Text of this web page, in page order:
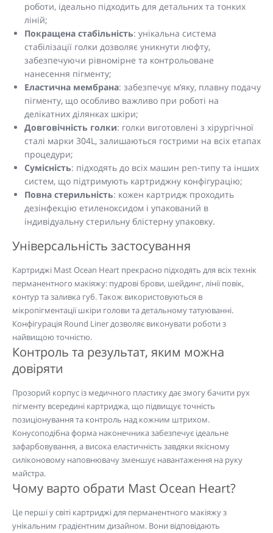
роботи, ідеально підходить для детальних та тонких
ліній;
Покращена стабільність: унікальна система
стабілізації голки дозволяє уникнути люфту,
забезпечуючи рівномірне та контрольоване
нанесення пігменту;
Еластична мембрана: забезпечує м’яку, плавну подачу
пігменту, що особливо важливо при роботі на
делікатних ділянках шкіри;
Довговічність голки: голки виготовлені з хірургічної
сталі марки 304L, залишаються гострими на всіх етапах
процедури;
Сумісність: підходять до всіх машин pen-типу та інших
систем, що підтримують картриджну конфігурацію;
Повна стерильність: кожен картридж проходить
дезінфекцію етиленоксидом і упакований в
індивідуальну стерильну блістерну упаковку.
Універсальність застосування
Картриджі Mast Ocean Heart прекрасно підходять для всіх технік
перманентного макіяжу: пудрові брови, шейдинг, лінії повік,
контур та заливка губ. Також використовуються в
мікропігментації шкіри голови та детальному татуюванні.
Конфігурація Round Liner дозволяє виконувати роботи з
найвищою точністю.
Контроль та результат, яким можна
довіряти
Прозорий корпус із медичного пластику дає змогу бачити рух
пігменту всередині картриджа, що підвищує точність
позиціонування та контроль над кожним штрихом.
Конусоподібна форма наконечника забезпечує ідеальне
зафарбовування, а висока еластичність завдяки якісному
силіконовому наповнювачу зменшує навантаження на руку
майстра.
Чому варто обрати Mast Ocean Heart?
Це перші у світі картриджі для перманентного макіяжу з
унікальним градієнтним дизайном. Вони відповідають